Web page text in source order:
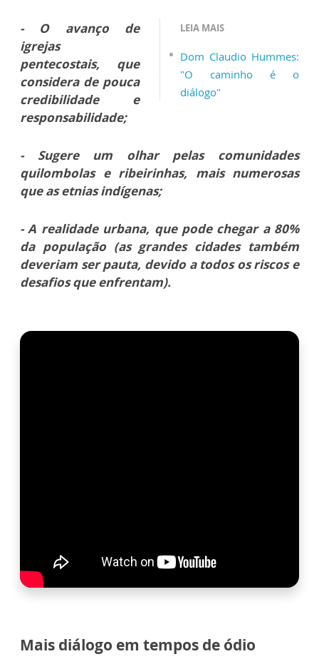
LEIA MAIS
Dom Claudio Hummes:
"O caminho é o
diálogo"
- O avanço de
igrejas
pentecostais, que
considera de pouca
credibilidade e
responsabilidade;
- Sugere um olhar pelas comunidades
quilombolas e ribeirinhas, mais numerosas
que as etnias indígenas;
- A realidade urbana, que pode chegar a 80%
da população (as grandes cidades também
deveriam ser pauta, devido a todos os riscos e
desafios que enfrentam).
Mais diálogo em tempos de ódio